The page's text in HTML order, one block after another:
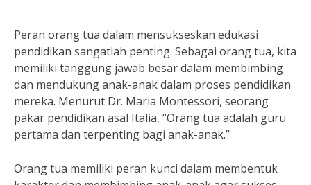
Peran orang tua dalam mensukseskan edukasi
pendidikan sangatlah penting. Sebagai orang tua, kita
memiliki tanggung jawab besar dalam membimbing
dan mendukung anak-anak dalam proses pendidikan
mereka. Menurut Dr. Maria Montessori, seorang
pakar pendidikan asal Italia, “Orang tua adalah guru
pertama dan terpenting bagi anak-anak.”
Orang tua memiliki peran kunci dalam membentuk